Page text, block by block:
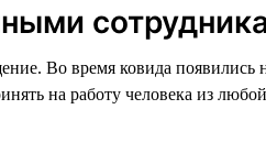
Во время ковида
на работу человека из